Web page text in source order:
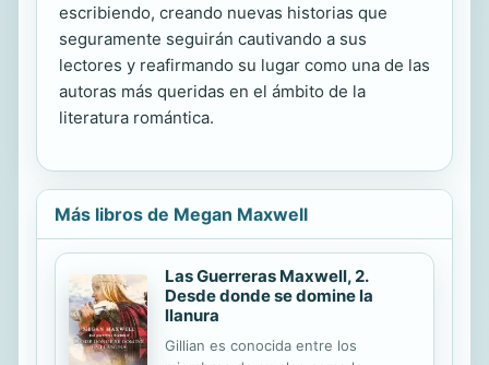
escribiendo, creando nuevas historias que
seguramente seguirán cautivando a sus
lectores y reafirmando su lugar como una de las
autoras más queridas en el ámbito de la
literatura romántica.
Más libros de Megan Maxwell
Las Guerreras Maxwell, 2.
Desde donde se domine la
llanura
Gillian es conocida entre los